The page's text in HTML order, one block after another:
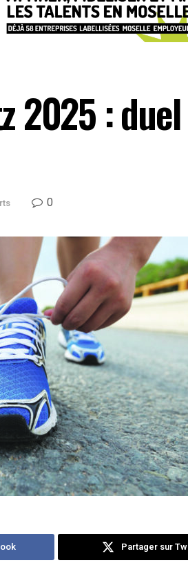
2025 :
0
Partager sur